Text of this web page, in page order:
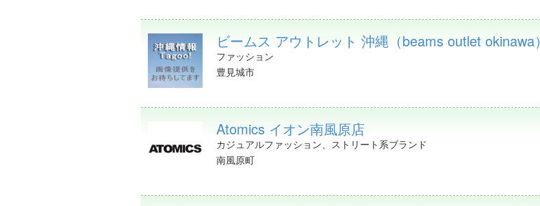
ビームス アウトレット 沖縄（beams outlet okinawa）
ファッション
豊見城市
Atomics イオン南風原店
カジュアルファッション、ストリート系ブランド
南風原町